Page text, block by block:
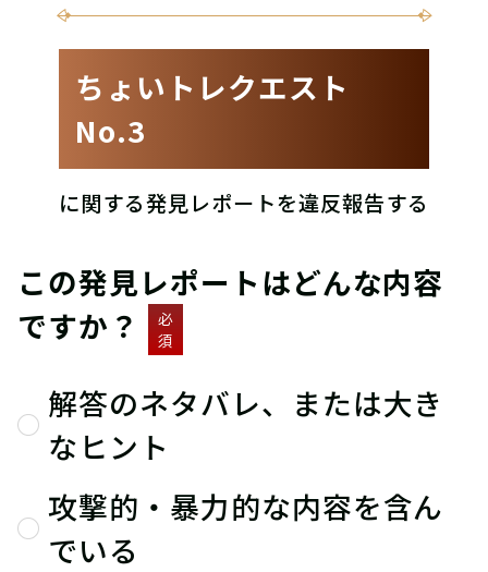
ちょいトレクエスト
No.3
に関する発見レポートを違反報告する
この発見レポートはどんな内容
ですか？
必
須
解答のネタバレ、または大き
なヒント
攻撃的・暴力的な内容を含ん
でいる